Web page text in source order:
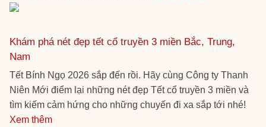
Khám phá nét đẹp tết cổ truyền 3 miền Bắc, Trung,
Nam
Tết Bính Ngọ 2026 sắp đến rồi. Hãy cùng Công ty Thanh
Niên Mới điểm lại những nét đẹp Tết cổ truyền 3 miền và
tìm kiếm cảm hứng cho những chuyến đi xa sắp tới nhé!
Xem thêm